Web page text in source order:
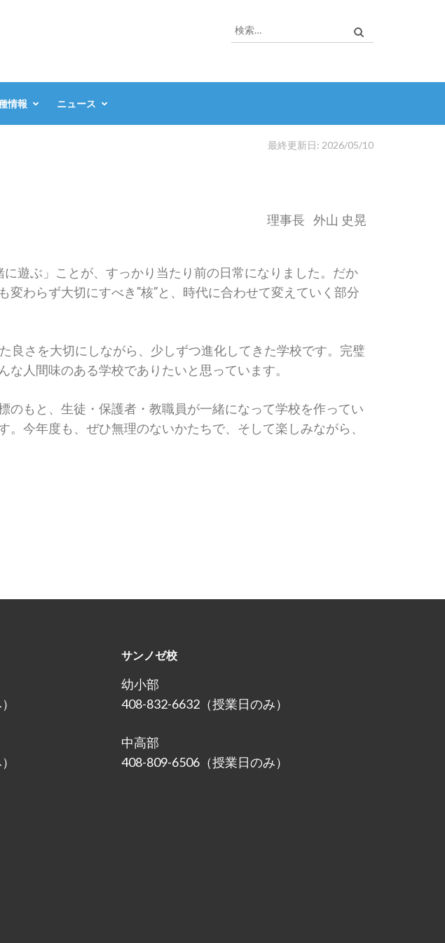
情報 ニュース
最終更新日: 2026/05/10
理事長 外山 史晃
遊ぶ」ことが、すっかり当たり前の日常になりました。だか
わらず大切にすべき”核”と、時代に合わせて変えていく部分
良さを大切にしながら、少しずつ進化してきた学校です。完璧
人間味のある学校でありたいと思っています。
のもと、生徒・保護者・教職員が一緒になって学校を作ってい
今年度も、ぜひ無理のないかたちで、そして楽しみながら、
サンノゼ校
幼小部
408-832-6632（授業日のみ）
中高部
408-809-6506（授業日のみ）